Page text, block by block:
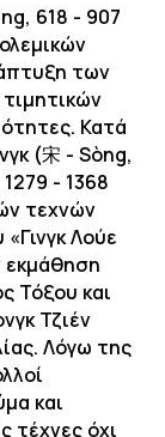
618 - 907
των
Κατά
(宋 - Sòng,
- 1368
τεχνών
Λούε
εκμάθηση
Τόξου και
Τζιέν
Λόγω της
και
τέχνες όχι